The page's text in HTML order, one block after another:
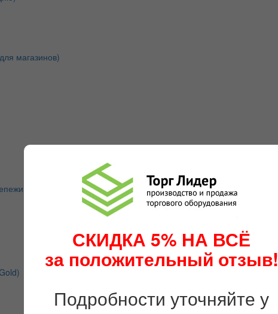
СКИДКА 5% НА ВСЁ
за положительный отзыв!
Подробности уточняйте у
магазинов)